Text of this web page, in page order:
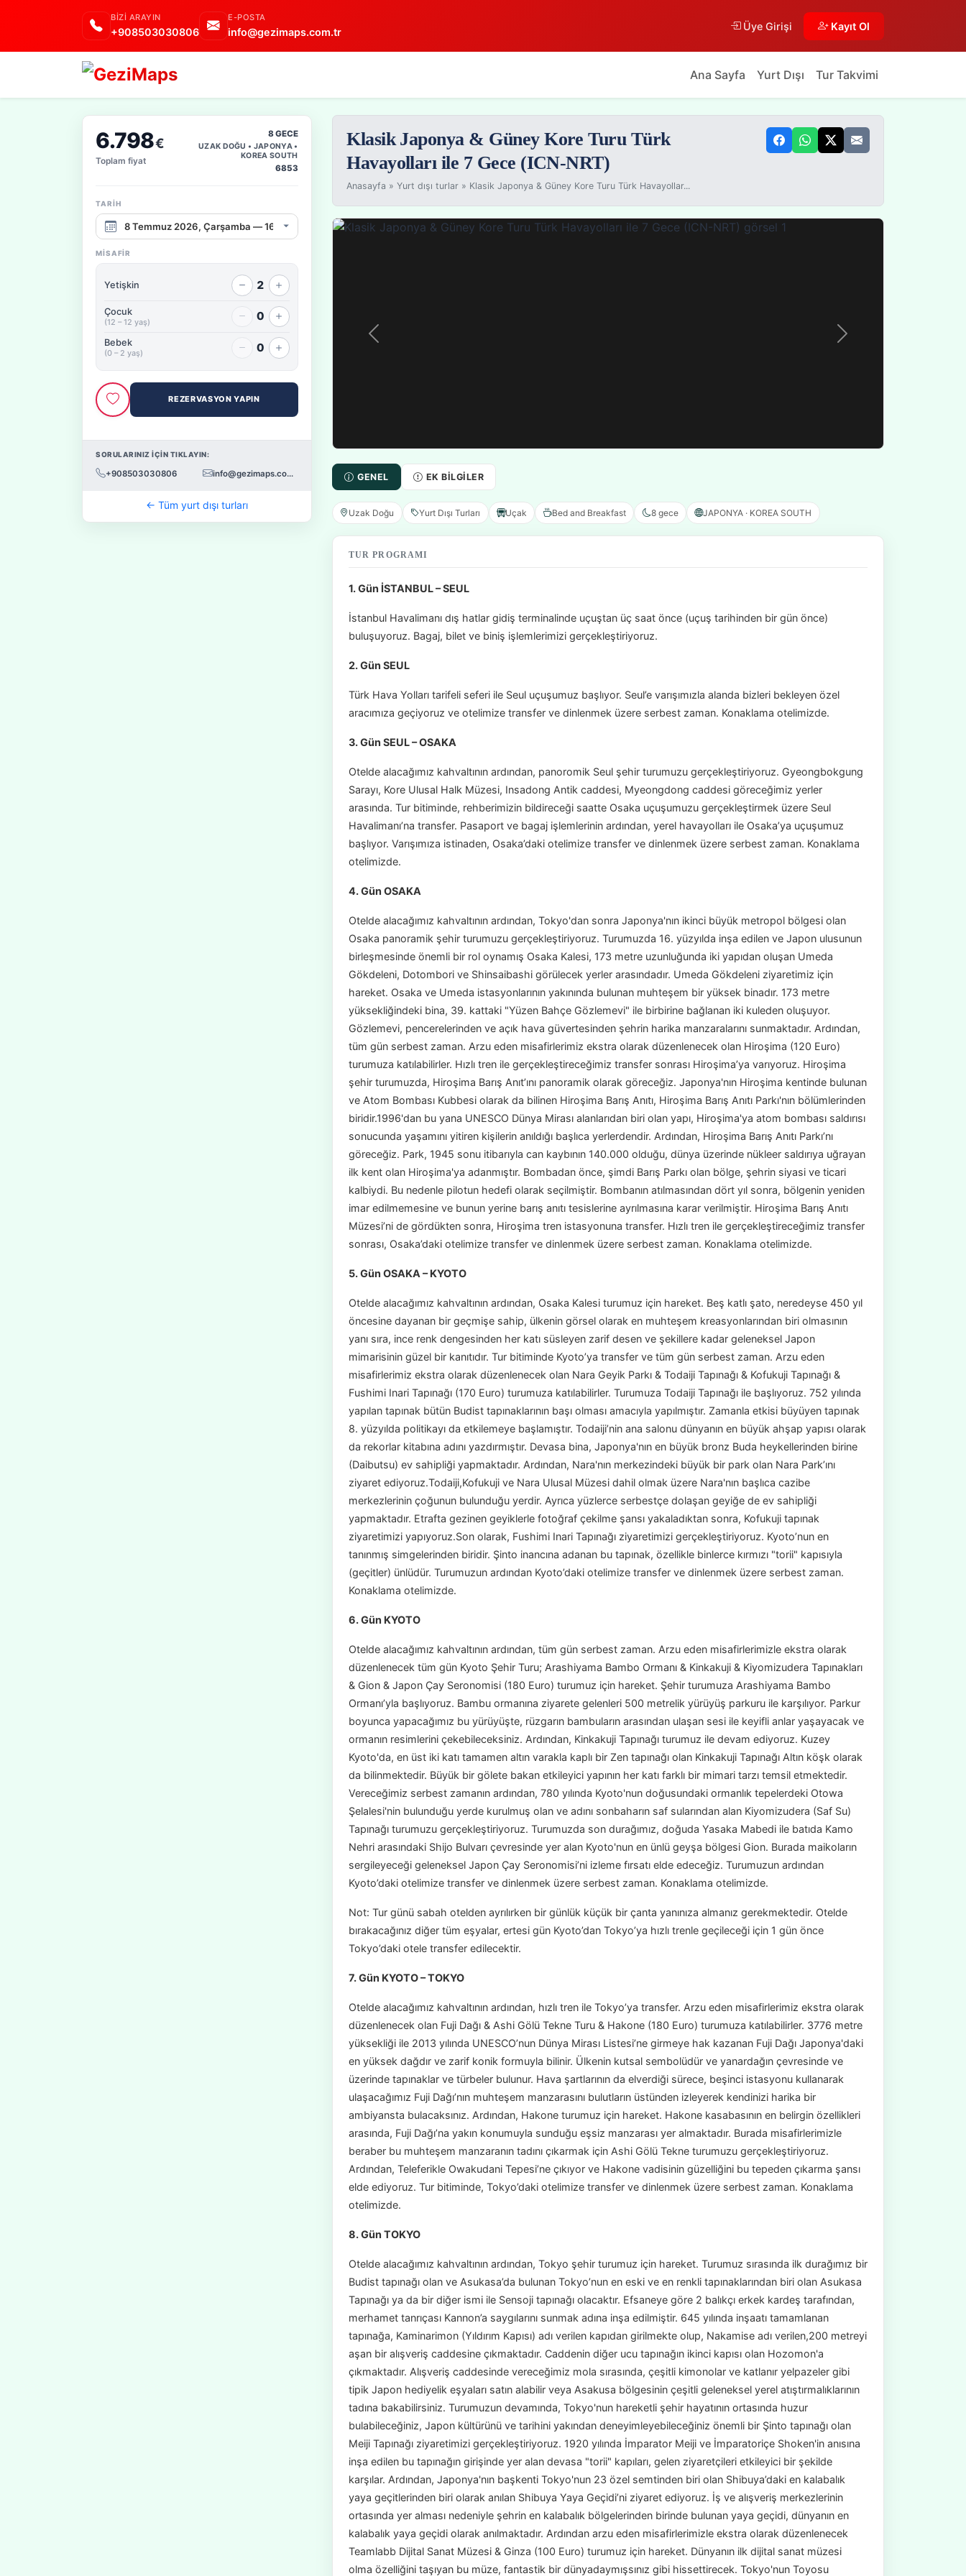
BIZI ARAYIN
+908503030806
E-POSTA
info@gezimaps.com.tr Üye Girişi Kayıt Ol
Ana Sayfa Yurt Dışı Tur Takvimi
6.798€
Toplam fiyat
8 GECE
UZAK DOĞU • JAPONYA •
KOREA SOUTH
6853
TARIH
Çıkış tarihi aralığı
MISAFIR
Yetişkin 2
Çocuk
(12 – 12 yaş) 0
Bebek
(0 – 2 yaş) 0
REZERVASYON YAPIN
SORULARINIZ İÇİN TIKLAYIN:
+908503030806 info@gezimaps.com.tr
← Tüm yurt dışı turları
Klasik Japonya & Güney Kore Turu Türk
Havayolları ile 7 Gece (ICN-NRT)
Anasayfa »Yurt dışı turlar » Klasik Japonya & Güney Kore Turu Türk Havayollar...
GENEL EK BILGILER
Uzak Doğu Yurt Dışı Turları Uçak Bed and Breakfast 8 gece JAPONYA · KOREA SOUTH
TUR PROGRAMI
1. Gün İSTANBUL – SEUL
İstanbul Havalimanı dış hatlar gidiş terminalinde uçuştan üç saat önce (uçuş tarihinden bir gün önce)
buluşuyoruz. Bagaj, bilet ve biniş işlemlerimizi gerçekleştiriyoruz.
2. Gün SEUL
Türk Hava Yolları tarifeli seferi ile Seul uçuşumuz başlıyor. Seul’e varışımızla alanda bizleri bekleyen özel
aracımıza geçiyoruz ve otelimize transfer ve dinlenmek üzere serbest zaman. Konaklama otelimizde.
3. Gün SEUL – OSAKA
Otelde alacağımız kahvaltının ardından, panoromik Seul şehir turumuzu gerçekleştiriyoruz. Gyeongbokgung
Sarayı, Kore Ulusal Halk Müzesi, Insadong Antik caddesi, Myeongdong caddesi göreceğimiz yerler
arasında. Tur bitiminde, rehberimizin bildireceği saatte Osaka uçuşumuzu gerçekleştirmek üzere Seul
Havalimanı’na transfer. Pasaport ve bagaj işlemlerinin ardından, yerel havayolları ile Osaka’ya uçuşumuz
başlıyor. Varışımıza istinaden, Osaka’daki otelimize transfer ve dinlenmek üzere serbest zaman. Konaklama
otelimizde.
4. Gün OSAKA
Otelde alacağımız kahvaltının ardından, Tokyo'dan sonra Japonya'nın ikinci büyük metropol bölgesi olan
Osaka panoramik şehir turumuzu gerçekleştiriyoruz. Turumuzda 16. yüzyılda inşa edilen ve Japon ulusunun
birleşmesinde önemli bir rol oynamış Osaka Kalesi, 173 metre uzunluğunda iki yapıdan oluşan Umeda
Gökdeleni, Dotombori ve Shinsaibashi görülecek yerler arasındadır. Umeda Gökdeleni ziyaretimiz için
hareket. Osaka ve Umeda istasyonlarının yakınında bulunan muhteşem bir yüksek binadır. 173 metre
yüksekliğindeki bina, 39. kattaki "Yüzen Bahçe Gözlemevi" ile birbirine bağlanan iki kuleden oluşuyor.
Gözlemevi, pencerelerinden ve açık hava güvertesinden şehrin harika manzaralarını sunmaktadır. Ardından,
tüm gün serbest zaman. Arzu eden misafirlerimiz ekstra olarak düzenlenecek olan Hiroşima (120 Euro)
turumuza katılabilirler. Hızlı tren ile gerçekleştireceğimiz transfer sonrası Hiroşima’ya varıyoruz. Hiroşima
şehir turumuzda, Hiroşima Barış Anıt’ını panoramik olarak göreceğiz. Japonya'nın Hiroşima kentinde bulunan
ve Atom Bombası Kubbesi olarak da bilinen Hiroşima Barış Anıtı, Hiroşima Barış Anıtı Parkı'nın bölümlerinden
biridir.1996'dan bu yana UNESCO Dünya Mirası alanlarıdan biri olan yapı, Hiroşima'ya atom bombası saldırısı
sonucunda yaşamını yitiren kişilerin anıldığı başlıca yerlerdendir. Ardından, Hiroşima Barış Anıtı Parkı’nı
göreceğiz. Park, 1945 sonu itibarıyla can kaybının 140.000 olduğu, dünya üzerinde nükleer saldırıya uğrayan
ilk kent olan Hiroşima'ya adanmıştır. Bombadan önce, şimdi Barış Parkı olan bölge, şehrin siyasi ve ticari
kalbiydi. Bu nedenle pilotun hedefi olarak seçilmiştir. Bombanın atılmasından dört yıl sonra, bölgenin yeniden
imar edilmemesine ve bunun yerine barış anıtı tesislerine ayrılmasına karar verilmiştir. Hiroşima Barış Anıtı
Müzesi’ni de gördükten sonra, Hiroşima tren istasyonuna transfer. Hızlı tren ile gerçekleştireceğimiz transfer
sonrası, Osaka’daki otelimize transfer ve dinlenmek üzere serbest zaman. Konaklama otelimizde.
5. Gün OSAKA – KYOTO
Otelde alacağımız kahvaltının ardından, Osaka Kalesi turumuz için hareket. Beş katlı şato, neredeyse 450 yıl
öncesine dayanan bir geçmişe sahip, ülkenin görsel olarak en muhteşem kreasyonlarından biri olmasının
yanı sıra, ince renk dengesinden her katı süsleyen zarif desen ve şekillere kadar geleneksel Japon
mimarisinin güzel bir kanıtıdır. Tur bitiminde Kyoto’ya transfer ve tüm gün serbest zaman. Arzu eden
misafirlerimiz ekstra olarak düzenlenecek olan Nara Geyik Parkı & Todaiji Tapınağı & Kofukuji Tapınağı &
Fushimi Inari Tapınağı (170 Euro) turumuza katılabilirler. Turumuza Todaiji Tapınağı ile başlıyoruz. 752 yılında
yapılan tapınak bütün Budist tapınaklarının başı olması amacıyla yapılmıştır. Zamanla etkisi büyüyen tapınak
8. yüzyılda politikayı da etkilemeye başlamıştır. Todaiji’nin ana salonu dünyanın en büyük ahşap yapısı olarak
da rekorlar kitabına adını yazdırmıştır. Devasa bina, Japonya'nın en büyük bronz Buda heykellerinden birine
(Daibutsu) ev sahipliği yapmaktadır. Ardından, Nara'nın merkezindeki büyük bir park olan Nara Park’ını
ziyaret ediyoruz.Todaiji,Kofukuji ve Nara Ulusal Müzesi dahil olmak üzere Nara'nın başlıca cazibe
merkezlerinin çoğunun bulunduğu yerdir. Ayrıca yüzlerce serbestçe dolaşan geyiğe de ev sahipliği
yapmaktadır. Etrafta gezinen geyiklerle fotoğraf çekilme şansı yakaladıktan sonra, Kofukuji tapınak
ziyaretimizi yapıyoruz.Son olarak, Fushimi Inari Tapınağı ziyaretimizi gerçekleştiriyoruz. Kyoto’nun en
tanınmış simgelerinden biridir. Şinto inancına adanan bu tapınak, özellikle binlerce kırmızı "torii" kapısıyla
(geçitler) ünlüdür. Turumuzun ardından Kyoto’daki otelimize transfer ve dinlenmek üzere serbest zaman.
Konaklama otelimizde.
6. Gün KYOTO
Otelde alacağımız kahvaltının ardından, tüm gün serbest zaman. Arzu eden misafirlerimizle ekstra olarak
düzenlenecek tüm gün Kyoto Şehir Turu; Arashiyama Bambo Ormanı & Kinkakuji & Kiyomizudera Tapınakları
& Gion & Japon Çay Seronomisi (180 Euro) turumuz için hareket. Şehir turumuza Arashiyama Bambo
Ormanı’yla başlıyoruz. Bambu ormanına ziyarete gelenleri 500 metrelik yürüyüş parkuru ile karşılıyor. Parkur
boyunca yapacağımız bu yürüyüşte, rüzgarın bambuların arasından ulaşan sesi ile keyifli anlar yaşayacak ve
ormanın resimlerini çekebileceksiniz. Ardından, Kinkakuji Tapınağı turumuz ile devam ediyoruz. Kuzey
Kyoto'da, en üst iki katı tamamen altın varakla kaplı bir Zen tapınağı olan Kinkakuji Tapınağı Altın köşk olarak
da bilinmektedir. Büyük bir gölete bakan etkileyici yapının her katı farklı bir mimari tarzı temsil etmektedir.
Vereceğimiz serbest zamanın ardından, 780 yılında Kyoto'nun doğusundaki ormanlık tepelerdeki Otowa
Şelalesi'nin bulunduğu yerde kurulmuş olan ve adını sonbaharın saf sularından alan Kiyomizudera (Saf Su)
Tapınağı turumuzu gerçekleştiriyoruz. Turumuzda son durağımız, doğuda Yasaka Mabedi ile batıda Kamo
Nehri arasındaki Shijo Bulvarı çevresinde yer alan Kyoto'nun en ünlü geyşa bölgesi Gion. Burada maikoların
sergileyeceği geleneksel Japon Çay Seronomisi’ni izleme fırsatı elde edeceğiz. Turumuzun ardından
Kyoto’daki otelimize transfer ve dinlenmek üzere serbest zaman. Konaklama otelimizde.
Not: Tur günü sabah otelden ayrılırken bir günlük küçük bir çanta yanınıza almanız gerekmektedir. Otelde
bırakacağınız diğer tüm eşyalar, ertesi gün Kyoto’dan Tokyo’ya hızlı trenle geçileceği için 1 gün önce
Tokyo’daki otele transfer edilecektir.
7. Gün KYOTO – TOKYO
Otelde alacağımız kahvaltının ardından, hızlı tren ile Tokyo’ya transfer. Arzu eden misafirlerimiz ekstra olarak
düzenlenecek olan Fuji Dağı & Ashi Gölü Tekne Turu & Hakone (180 Euro) turumuza katılabilirler. 3776 metre
yüksekliği ile 2013 yılında UNESCO’nun Dünya Mirası Listesi’ne girmeye hak kazanan Fuji Dağı Japonya'daki
en yüksek dağdır ve zarif konik formuyla bilinir. Ülkenin kutsal sembolüdür ve yanardağın çevresinde ve
üzerinde tapınaklar ve türbeler bulunur. Hava şartlarının da elverdiği sürece, beşinci istasyonu kullanarak
ulaşacağımız Fuji Dağı’nın muhteşem manzarasını bulutların üstünden izleyerek kendinizi harika bir
ambiyansta bulacaksınız. Ardından, Hakone turumuz için hareket. Hakone kasabasının en belirgin özellikleri
arasında, Fuji Dağı’na yakın konumuyla sunduğu eşsiz manzarası yer almaktadır. Burada misafirlerimizle
beraber bu muhteşem manzaranın tadını çıkarmak için Ashi Gölü Tekne turumuzu gerçekleştiriyoruz.
Ardından, Teleferikle Owakudani Tepesi’ne çıkıyor ve Hakone vadisinin güzelliğini bu tepeden çıkarma şansı
elde ediyoruz. Tur bitiminde, Tokyo’daki otelimize transfer ve dinlenmek üzere serbest zaman. Konaklama
otelimizde.
8. Gün TOKYO
Otelde alacağımız kahvaltının ardından, Tokyo şehir turumuz için hareket. Turumuz sırasında ilk durağımız bir
Budist tapınağı olan ve Asukasa’da bulunan Tokyo’nun en eski ve en renkli tapınaklarından biri olan Asukasa
Tapınağı ya da bir diğer ismi ile Sensoji tapınağı olacaktır. Efsaneye göre 2 balıkçı erkek kardeş tarafından,
merhamet tanrıçası Kannon’a saygılarını sunmak adına inşa edilmiştir. 645 yılında inşaatı tamamlanan
tapınağa, Kaminarimon (Yıldırım Kapısı) adı verilen kapıdan girilmekte olup, Nakamise adı verilen,200 metreyi
aşan bir alışveriş caddesine çıkmaktadır. Caddenin diğer ucu tapınağın ikinci kapısı olan Hozomon'a
çıkmaktadır. Alışveriş caddesinde vereceğimiz mola sırasında, çeşitli kimonolar ve katlanır yelpazeler gibi
tipik Japon hediyelik eşyaları satın alabilir veya Asakusa bölgesinin çeşitli geleneksel yerel atıştırmalıklarının
tadına bakabilirsiniz. Turumuzun devamında, Tokyo'nun hareketli şehir hayatının ortasında huzur
bulabileceğiniz, Japon kültürünü ve tarihini yakından deneyimleyebileceğiniz önemli bir Şinto tapınağı olan
Meiji Tapınağı ziyaretimizi gerçekleştiriyoruz. 1920 yılında İmparator Meiji ve İmparatoriçe Shoken'in anısına
inşa edilen bu tapınağın girişinde yer alan devasa "torii" kapıları, gelen ziyaretçileri etkileyici bir şekilde
karşılar. Ardından, Japonya'nın başkenti Tokyo'nun 23 özel semtinden biri olan Shibuya’daki en kalabalık
yaya geçitlerinden biri olarak anılan Shibuya Yaya Geçidi’ni ziyaret ediyoruz. İş ve alışveriş merkezlerinin
ortasında yer alması nedeniyle şehrin en kalabalık bölgelerinden birinde bulunan yaya geçidi, dünyanın en
kalabalık yaya geçidi olarak anılmaktadır. Ardından arzu eden misafirlerimizle ekstra olarak düzenlenecek
Teamlabb Dijital Sanat Müzesi & Ginza (100 Euro) turumuz için hareket. Dünyanın ilk dijital sanat müzesi
olma özelliğini taşıyan bu müze, fantastik bir dünyadaymışsınız gibi hissettirecek. Tokyo'nun Toyosu